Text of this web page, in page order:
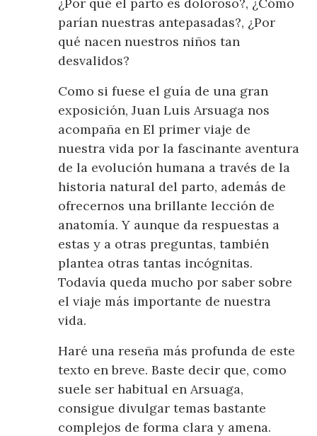
parían nuestras antepasadas?, ¿Por
qué nacen nuestros niños tan
desvalidos?
Como si fuese el guía de una gran
exposición, Juan Luis Arsuaga nos
acompaña en El primer viaje de
nuestra vida por la fascinante aventura
de la evolución humana a través de la
historia natural del parto, además de
ofrecernos una brillante lección de
anatomía. Y aunque da respuestas a
estas y a otras preguntas, también
plantea otras tantas incógnitas.
Todavía queda mucho por saber sobre
el viaje más importante de nuestra
vida.
Haré una reseña más profunda de este
texto en breve. Baste decir que, como
suele ser habitual en Arsuaga,
consigue divulgar temas bastante
complejos de forma clara y amena.